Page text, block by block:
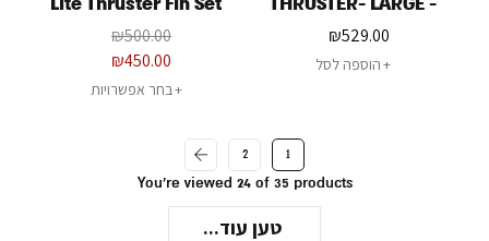
SINGLE TAB
₪529.00
הוספה לסל
₪500.00
₪450.00
בחר אפשרויות
1
2
You're viewed 24 of 35 products
טען עוד...